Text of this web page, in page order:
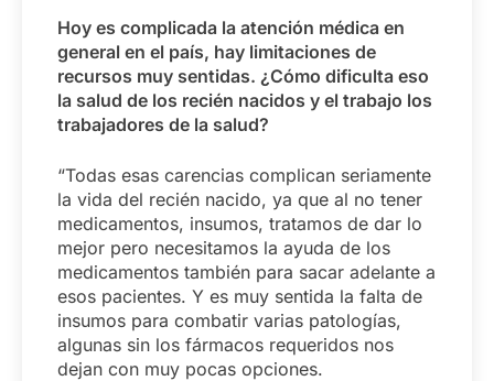
Hoy es complicada la atención médica en
general en el país, hay limitaciones de
recursos muy sentidas. ¿Cómo dificulta eso
la salud de los recién nacidos y el trabajo los
trabajadores de la salud?
“Todas esas carencias complican seriamente
la vida del recién nacido, ya que al no tener
medicamentos, insumos, tratamos de dar lo
mejor pero necesitamos la ayuda de los
medicamentos también para sacar adelante a
esos pacientes. Y es muy sentida la falta de
insumos para combatir varias patologías,
algunas sin los fármacos requeridos nos
dejan con muy pocas opciones.